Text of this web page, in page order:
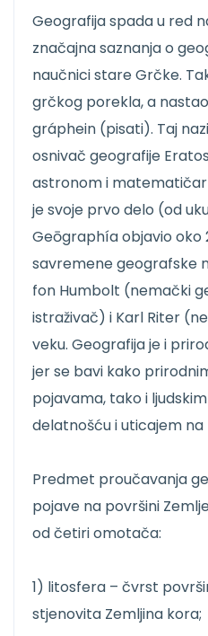
Geografija spada u red
značajna saznanja o
naučnici stare Grčke.
grčkog porekla, a
gráphein (pisati). Taj
osnivač geografije
astronom i matematičar
je svoje prvo delo (od
Geōgraphía objavio oko
savremene geografske
fon Humbolt (nemački
istraživač) i Karl Riter
veku. Geografija je i
jer se bavi kako
pojavama, tako i
delatnošću i uticajem na
Predmet proučavanja
pojave na površini
od četiri omotača:
1) litosfera – čvrst
stjenovita Zemljina kora;